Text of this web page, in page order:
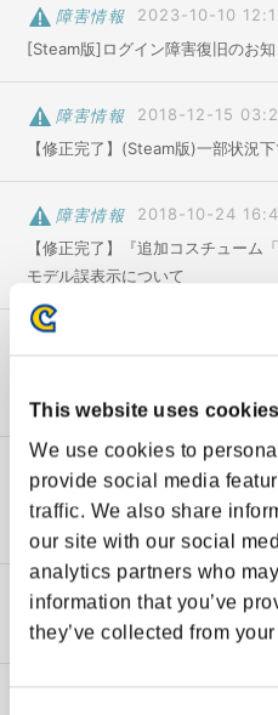
This website uses cookies
We use cookies to
provide social media
traffic. We also share
our site with our social
analytics partners who
information that you’ve
they’ve collected from
アップデート
サイト更新情報
メンテナンス
障害情報
障害情報
[Steam版]ログイン障害復旧のお
2023-10-10
障害情報
【修正完了】(Steam版)一部状況
2018-12-15
障害情報
【修正完了】『追加コスチューム
モデル誤表示について
2018-10-24
障害情報
際の不具合について
障害情報
【修正】PS4版 ストV AE エクス
シュについて
2018-01-17 18:07
障害情報
【復旧】ログイン障害発生のお知
2017-03-08
障害情報